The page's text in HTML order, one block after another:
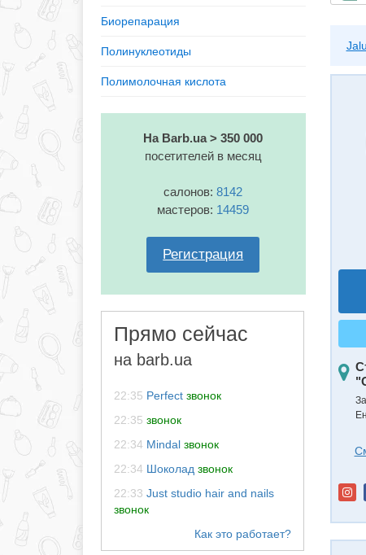
Биорепарация
Полинуклеотиды
Полимолочная кислота
На Barb.ua > 350 000
посетителей в месяц
салонов:8142
мастеров: 14459
Регистрация
Прямо сейчас
на barb.ua
22:35 Perfect звонок
22:35 звонок
22:34 Mindal звонок
22:34 Шоколад звонок
22:33 Just studio hair and nails
звонок